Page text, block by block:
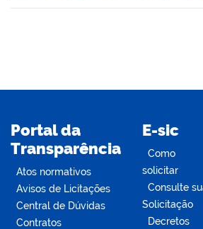
Portal da
Transparência
Atos normativos
Avisos de Licitações
Central de Dúvidas
Contratos
E-sic
Como
solicitar
Consulte
Solicitação
Decretos